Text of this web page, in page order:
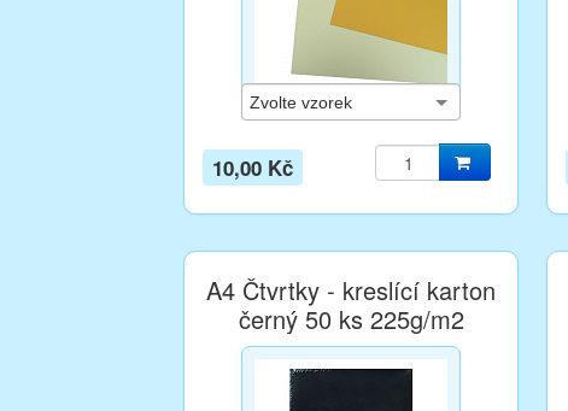
10,00 Kč
A4 Čtvrtky - kreslící karton
černý 50 ks 225g/m2